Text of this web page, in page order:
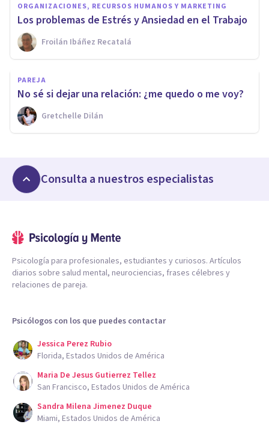
ORGANIZACIONES, RECURSOS HUMANOS Y MARKETING
Los problemas de Estrés y Ansiedad en el Trabajo
Froilán Ibáñez Recatalá
PAREJA
No sé si dejar una relación: ¿me quedo o me voy?
Gretchelle Dilán
Consulta a nuestros especialistas
Psicología para profesionales, estudiantes y curiosos. Artículos
diarios sobre salud mental, neurociencias, frases célebres y
relaciones de pareja.
Psicólogos con los que puedes contactar
Jessica Perez Rubio
Florida, Estados Unidos de América
Maria De Jesus Gutierrez Tellez
San Francisco, Estados Unidos de América
Sandra Milena Jimenez Duque
Miami, Estados Unidos de América